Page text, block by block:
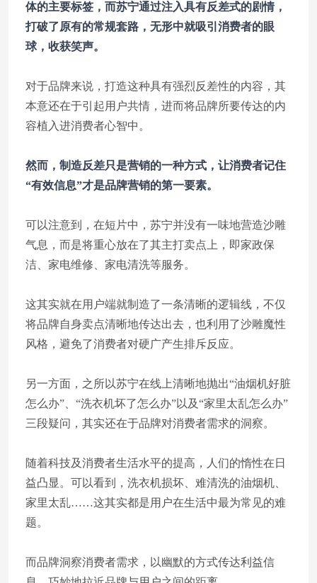
体的主要标签，而苏宁通过注入具有反差式的剧情，
打破了原有的常规套路，无形中就吸引消费者的眼
球，收获笑声。
对于品牌来说，打造这种具有强烈反差性的内容，其
本意还在于引起用户共情，进而将品牌所要传达的内
容植入进消费者心智中。
然而，制造反差只是营销的一种方式，让消费者记住
“有效信息”才是品牌营销的第一要素。
可以注意到，在短片中，苏宁并没有一味地营造沙雕
气息，而是将重心放在了其主打卖点上，即家政保
洁、家电维修、家电清洗等服务。
这其实就在用户端就制造了一条清晰的逻辑线，不仅
将品牌自身卖点清晰地传达出去，也利用了沙雕魔性
风格，避免了消费者对硬广产生排斥反应。
另一方面，之所以苏宁在线上清晰地抛出“油烟机好脏
怎么办”、“洗衣机坏了怎么办”以及“家里太乱怎么办”
三段疑问，其实还在于品牌对消费者需求的洞察。
随着科技及消费者生活水平的提高，人们的惰性在日
益凸显。可以看到，洗衣机损坏、难清洗的油烟机、
家里太乱……这其实都是用户在生活中最为常见的难
题。
而品牌洞察消费者需求，以幽默的方式传达利益信